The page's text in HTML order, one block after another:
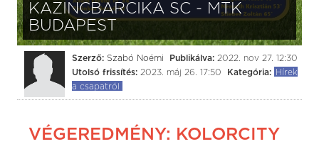
KAZINCBARCIKA SC - MTK
BUDAPEST
Szerző: Szabó Noémi Publikálva: 2022. nov 27. 12:30
Utolsó frissítés: 2023. máj 26. 17:50 Kategória:
Hírek
a csapatról
VÉGEREDMÉNY: KOLORCITY